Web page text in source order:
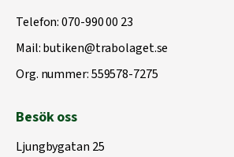
Telefon:070-990 00 23
Mail:butiken@trabolaget.se
Org. nummer: 559578-7275
Besök oss
Ljungbygatan 25